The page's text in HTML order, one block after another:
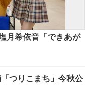
月希依音「できあが
つりこまち」今秋公